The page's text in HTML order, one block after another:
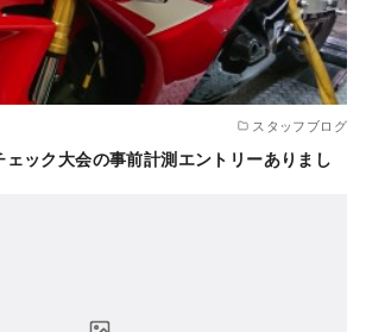
スタッフブログ
ェック大会の事前計測エントリーありまし